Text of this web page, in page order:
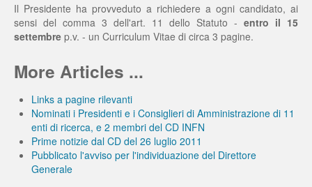
Il Presidente ha provveduto a richiedere a ogni candidato, ai
sensi del comma 3 dell'art. 11 dello Statuto - entro il 15
settembre p.v. - un Curriculum Vitae di circa 3 pagine.
More Articles ...
Links a pagine rilevanti
Nominati i Presidenti e i Consiglieri di Amministrazione di 11
enti di ricerca, e 2 membri del CD INFN
Prime notizie dal CD del 26 luglio 2011
Pubblicato l'avviso per l'individuazione del Direttore
Generale